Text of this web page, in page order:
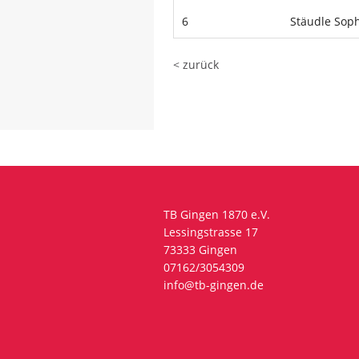
6 Stäudle
< zurück
TB Gingen 1870 e.V.
Lessingstrasse 17
73333 Gingen
07162/3054309
info@tb-gingen.de